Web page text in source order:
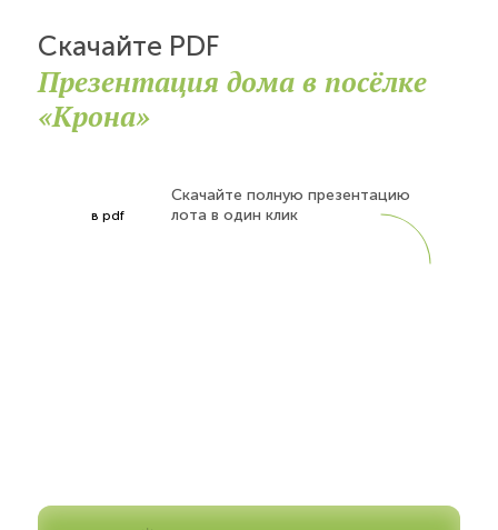
Скачайте PDF
Презентация дома в посёлке
«Крона»
в pdf
Скачайте полную презентацию
лота в один клик